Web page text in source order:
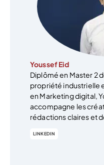
Youssef Eid
Diplômé en Master 2
propriété industrielle
en Marketing digital,
accompagne les
rédactions claires et
LINKEDIN